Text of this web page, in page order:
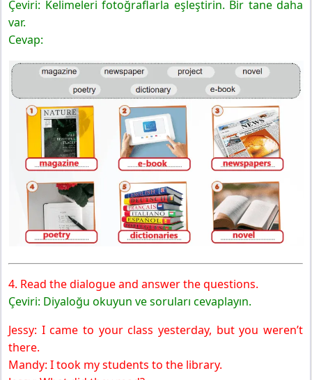
Çeviri: Kelimeleri fotoğraflarla eşleştirin. Bir tane daha
var.
Cevap:
4. Read the dialogue and answer the questions.
Çeviri: Diyaloğu okuyun ve soruları cevaplayın.
Jessy: I came to your class yesterday, but you weren’t
there.
Mandy: I took my students to the library.